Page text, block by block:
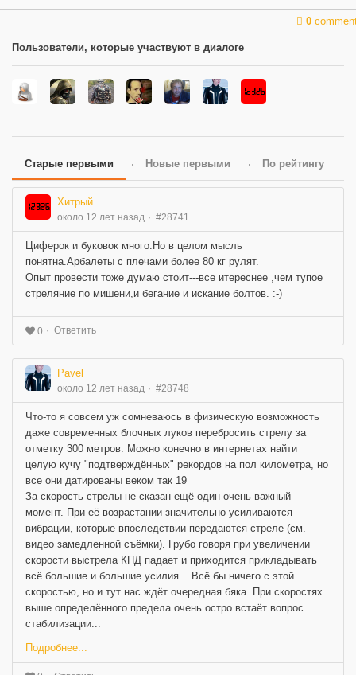
0
Пользователи, которые участвуют в диалоге
Старые первыми Новые первыми По рейтингу
Хитрый
около 12 лет назад #28741
Циферок и буковок много.Но в целом мысль
понятна.Арбалеты с плечами более 80 кг рулят.
Опыт провести тоже думаю стоит---все итереснее ,чем тупое
стреляние по мишени,и бегание и искание болтов. :-)
0 Ответить
Pavel
около 12 лет назад #28748
Что-то я совсем уж сомневаюсь в физическую возможность
даже современных блочных луков перебросить стрелу за
отметку 300 метров. Можно конечно в интернетах найти
целую кучу "подтверждённых" рекордов на пол километра, но
все они датированы веком так 19
За скорость стрелы не сказан ещё один очень важный
момент. При её возрастании значительно усиливаются
вибрации, которые впоследствии передаются стреле (см.
видео замедленной съёмки). Грубо говоря при увеличении
скорости выстрела КПД падает и приходится прикладывать
всё большие и большие усилия... Всё бы ничего с этой
скоростью, но и тут нас ждёт очередная бяка. При скоростях
выше определённого предела очень остро встаёт вопрос
стабилизации...
Подробнее...